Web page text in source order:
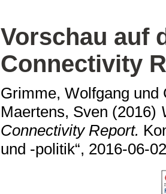
Vorschau auf
Connectivity
Grimme, Wolfgang und
Maertens, Sven (2016)
Connectivity Report.
und -politik“, 2016-06-